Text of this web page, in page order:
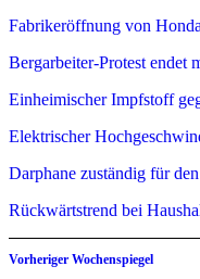
Fabrikeröffnung von
Bergarbeiter-Protest endet
Einheimischer Impfstoff
Elektrischer
Darphane zuständig für
Rückwärtstrend bei
Vorheriger Wochenspiegel